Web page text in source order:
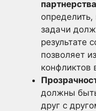
партнерства
задачи
результате
позволяет
конфликтов
должны
друг с